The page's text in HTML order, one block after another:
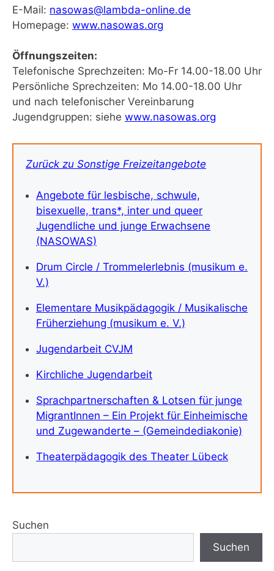
E-Mail: nasowas@lambda-online.de
Homepage: www.nasowas.org
Öffnungszeiten:
Telefonische Sprechzeiten: Mo-Fr 14.00-18.00 Uhr
Persönliche Sprechzeiten: Mo 14.00-18.00 Uhr
und nach telefonischer Vereinbarung
Jugendgruppen: siehe www.nasowas.org
Zurück zu Sonstige Freizeitangebote
Angebote für lesbische, schwule,
bisexuelle, trans*, inter und queer
Jugendliche und junge Erwachsene
(NASOWAS)
Drum Circle / Trommelerlebnis (musikum e.
V.)
Elementare Musikpädagogik / Musikalische
Früherziehung (musikum e. V.)
Jugendarbeit CVJM
Kirchliche Jugendarbeit
Sprachpartnerschaften & Lotsen für junge
MigrantInnen – Ein Projekt für Einheimische
und Zugewanderte – (Gemeindediakonie)
Theaterpädagogik des Theater Lübeck
Suchen
Suchen